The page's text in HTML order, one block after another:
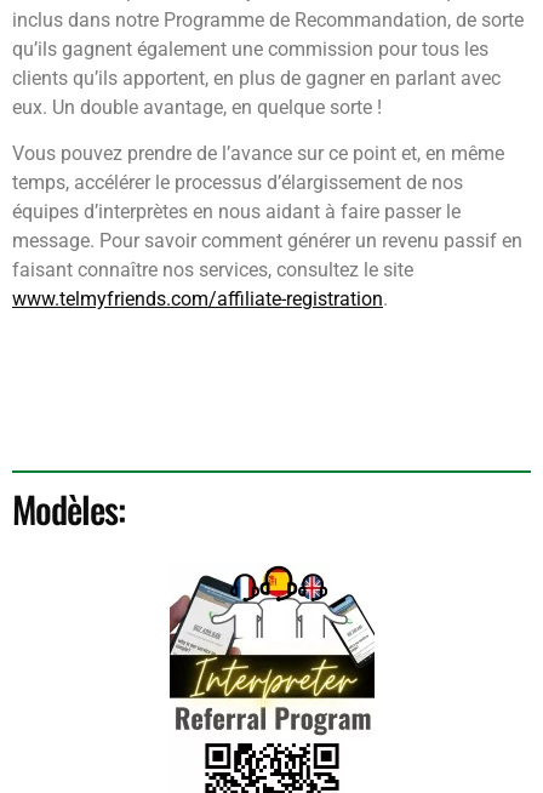
inclus dans notre Programme de Recommandation, de sorte
qu’ils gagnent également une commission pour tous les
clients qu’ils apportent, en plus de gagner en parlant avec
eux. Un double avantage, en quelque sorte !
Vous pouvez prendre de l’avance sur ce point et, en même
temps, accélérer le processus d’élargissement de nos
équipes d’interprètes en nous aidant à faire passer le
message. Pour savoir comment générer un revenu passif en
faisant connaître nos services, consultez le site
www.telmyfriends.com/affiliate-registration.
Modèles: